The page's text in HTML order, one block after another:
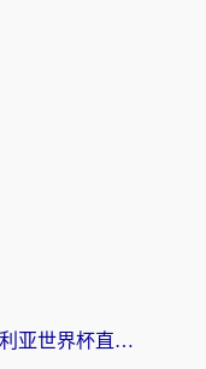
在国外怎么看美国 vs 澳大利亚世界杯直播？海外党必藏的中文解说观赛指南